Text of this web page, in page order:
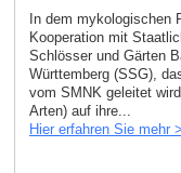
In dem mykologischen
Kooperation mit
Schlösser und Gärten
Württemberg (SSG),
vom SMNK geleitet
Arten) auf ihre...
Hier erfahren Sie mehr